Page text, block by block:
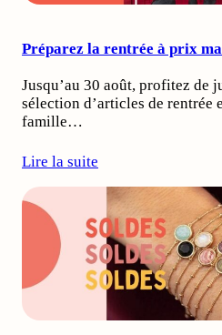
Préparez la rentrée à prix
Jusqu’au 30 août, profitez de
sélection d’articles de rentrée
famille…
Lire la suite